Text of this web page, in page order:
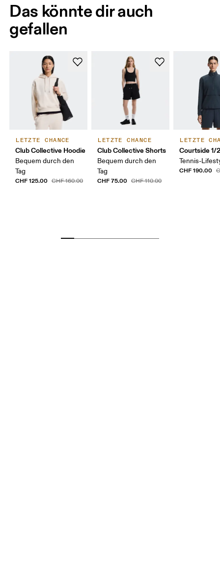
Das könnte dir auch
gefallen
LETZTE CHANCE
Club Collective Hoodie
Bequem durch den
Tag
CHF 125.00 CHF 160.00
LETZTE CHANCE
Club Collective Shorts
Bequem durch den
Tag
CHF 75.00 CHF 110.00
LETZTE
Courtside 1/
Tennis-
CHF 190.00